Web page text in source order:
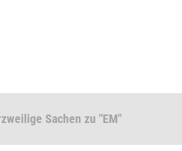
Sachen zu "EM"